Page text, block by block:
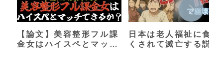
【論文】美容整形フル課
金女はハイスペとマッチ
日本は老人福祉に食い
くされて滅亡する説